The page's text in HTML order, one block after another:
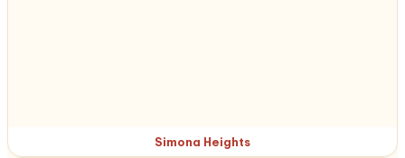
Simona Heights